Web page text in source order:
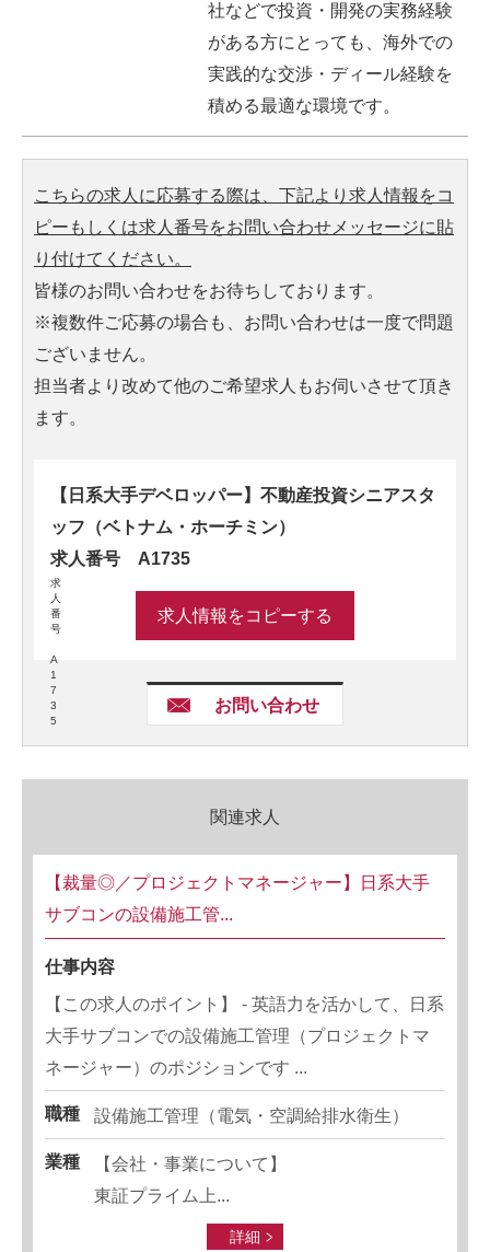
社などで投資・開発の実務経験
がある方にとっても、海外での
実践的な交渉・ディール経験を
積める最適な環境です。
こちらの求人に応募する際は、下記より求人情報をコ
ピーもしくは求人番号をお問い合わせメッセージに貼
り付けてください。
皆様のお問い合わせをお待ちしております。
※複数件ご応募の場合も、お問い合わせは一度で問題
ございません。
担当者より改めて他のご希望求人もお伺いさせて頂き
ます。
求
人
番
号
A
1
7
3
5
【日系大手デベロッパー】不動産投資シニアスタ
ッフ（ベトナム・ホーチミン）
求人番号 A1735
求人情報をコピーする
お問い合わせ
関連求人
【裁量◎／プロジェクトマネージャー】日系大手
サブコンの設備施工管...
仕事内容
【この求人のポイント】 - 英語力を活かして、日系
大手サブコンでの設備施工管理（プロジェクトマ
ネージャー）のポジションです ...
職種 設備施工管理（電気・空調給排水衛生）
業種
【会社・事業について】
東証プライム上...
詳細